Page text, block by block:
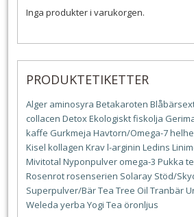
Inga produkter i varukorgen.
PRODUKTETIKETTER
Alger aminosyra Betakaroten
collacen DetoxEkologisktfiskolja
kaffe Gurkmeja Havtorn/Omega-7
Kisel kollagen Kravl-arginin Ledins
Mivitotal Nyponpulver omega-3 Pukka te
Rosenrotrosenserien Solaray Stöd/
Superpulver/BärTea Tree Oil Tranbär
Weleda yerba Yogi Tea öronljus